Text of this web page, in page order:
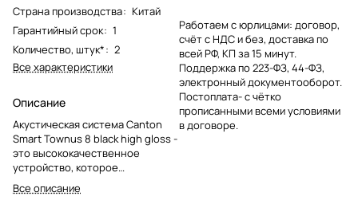
Страна производства: Китай
Гарантийный срок: 1
Количество, штук*: 2
Все характеристики
Описание
Акустическая система Canton
Smart Townus 8 black high gloss -
это высококачественное
устройство, которое
обеспечивает превосходное
звучание.
Все описание
Работаем с юрлицами: договор,
счёт с НДС и без, доставка по
всей РФ, КП за 15 минут.
Поддержка по 223-ФЗ, 44-ФЗ,
электронный документооборот.
Постоплата- с чётко
прописанными всеми условиями
в договоре.